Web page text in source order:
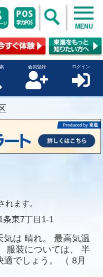
MENU
会員登録 ログイン
れます。
条東7丁目1-1
気は 晴れ。
最高気温
服装については、
半
でしょう。
（ 8月